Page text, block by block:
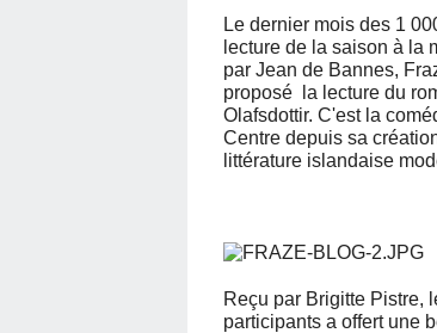
Le dernier mois des 1
lecture de la saison à la
par Jean de Bannes,
proposé la lecture du
Olafsdottir. C'est la
Centre depuis sa
littérature islandaise
Reçu par Brigitte Pistre,
participants a offert une